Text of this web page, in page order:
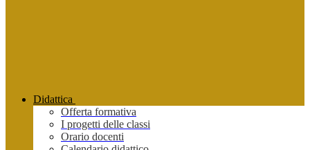
Didattica
Offerta formativa
I progetti delle classi
Orario docenti